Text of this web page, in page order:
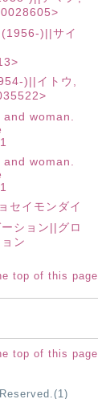
)||サイ
)||イトウ,
woman.
woman.
セイモンダイ
ション||グロ
ン
top of this page
top of this page